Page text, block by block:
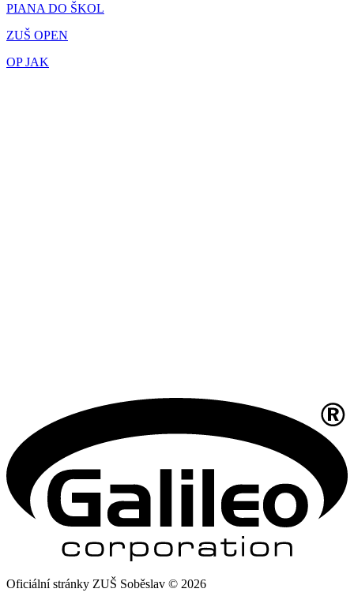
PIANA DO ŠKOL
ZUŠ OPEN
OP JAK
Oficiální stránky ZUŠ Soběslav © 2026